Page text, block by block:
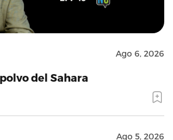
Ago 6, 2026
del Sahara
Ago 5, 2026